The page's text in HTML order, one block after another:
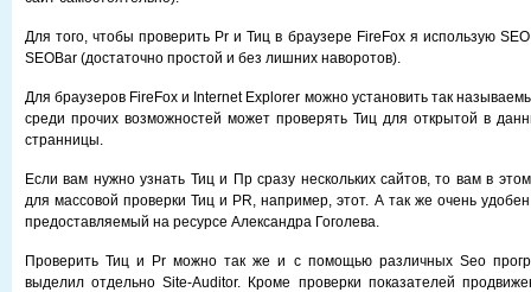
Для того, чтобы проверить Pr и Тиц в браузере FireFox я использую
SEOBar (достаточно простой и без лишних наворотов).
Для браузеров FireFox и Internet Explorer можно установить так
среди прочих возможностей может проверять Тиц для открытой в
странницы.
Если вам нужно узнать Тиц и Пр сразу нескольких сайтов, то вам в
для массовой проверки Тиц и PR, например, этот. А так же очень
предоставляемый на ресурсе Александра Гоголева.
Проверить Тиц и Pr можно так же и с помощью различных Seo
выделил отдельно Site-Auditor. Кроме проверки показателей